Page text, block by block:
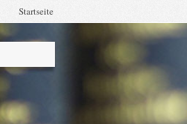
Startseite